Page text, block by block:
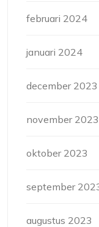
februari 2024
januari 2024
december 2023
november 2023
oktober 2023
september
augustus 2023